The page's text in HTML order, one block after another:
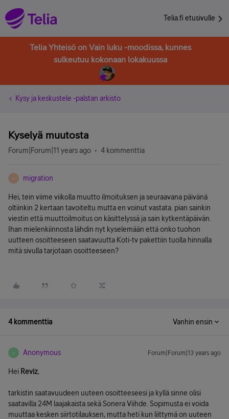
Telia.fi etusivulle
Telia Yhteisö on Vain luku -moodissa, kunnes
sulkeutuu kokonaan lokakuussa
Kysy ja keskustele -palstan arkisto
Kyselyä muutosta
Forum|Forum|11 years ago 4 kommenttia
M migration
Hei, tein viime viikolla muutto ilmoituksen ja seuraavana päivänä
oltiinkin 2 kertaan tavoiteltu mutta en voinut vastata. pian sainkin
viestin että muuttoilmoitus on käsittelyssä ja sain kytkentäpäivän.
Ihan mielenkiinnosta lähdin nyt kyselemään että onko tuohon
uutteen osoitteeseen saatavuutta Koti-tv pakettiin tuolla hinnalla
mitä sivulla tarjotaan osoitteeseen?
4 kommenttia Vanhin ensin
A Anonymous Forum|Forum|13 years ago
Hei Reviz,
tarkistin saatavuudeen uuteen osoitteeseesi ja kyllä sinne olisi
saatavilla 24M laajakaista sekä Sonera Viihde. Sopimusta ei voida
muuttaa kesken siirtotilauksen, mutta heti kun liittymä on uuteen